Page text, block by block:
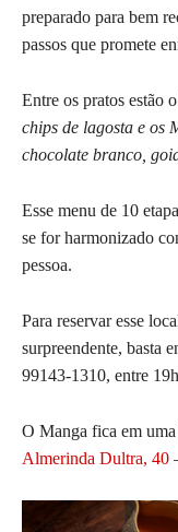
preparado para bem
passos que promete
Entre os pratos estão o
chips de lagosta e os
chocolate branco,
Esse menu de 10
se for harmonizado
pessoa.
Para reservar esse
surpreendente, basta
99143-1310, entre
O Manga fica em uma
Almerinda Dultra, 40